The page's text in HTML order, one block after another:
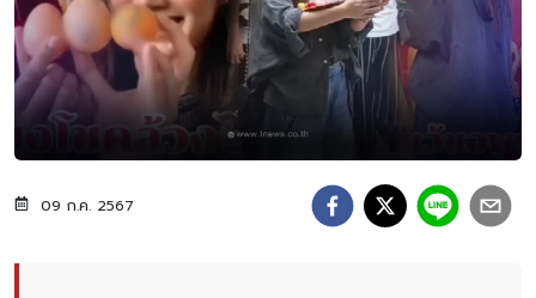
09 ก.ค. 2567